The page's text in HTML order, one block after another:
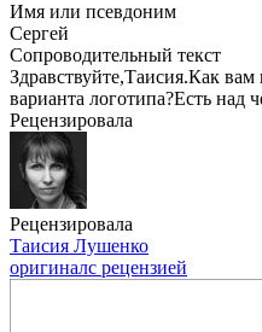
Имя или псевдоним
Сергей
Сопроводительный текст
Здравствуйте,Таисия.Как
варианта логотипа?Есть над
Рецензировала
Рецензировала
Таисия Лушенко
оригиналс рецензией